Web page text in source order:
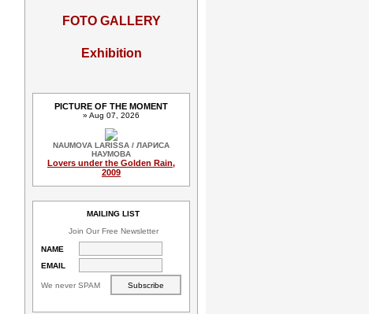
FOTO GALLERY
Exhibition
PICTURE OF THE MOMENT
» Aug 07, 2026
NAUMOVA LARISSA / ЛАРИСА
НАУМОВА
Lovers under the Golden Rain,
2009
MAILING LIST
Join Our Free Newsletter
NAME
EMAIL
We never SPAM